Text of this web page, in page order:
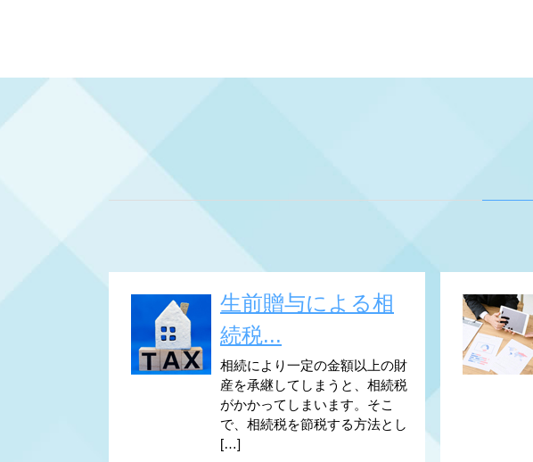
生前贈与による相
続税...
相続により一定の金額以上の財
産を承継してしまうと、相続税
がかかってしまいます。そこ
で、相続税を節税する方法とし
[…]